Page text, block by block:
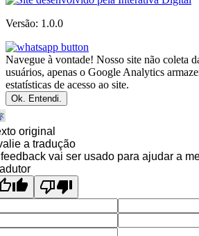
Versão: 1.0.0
Navegue à vontade! Nosso site não coleta
usuários, apenas o Google Analytics
estatísticas de acesso ao site.
Ok. Entendi.
original
a tradução
vai ser usado para ajudar a